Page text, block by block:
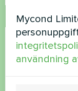
Kommentar
Mycond
användning